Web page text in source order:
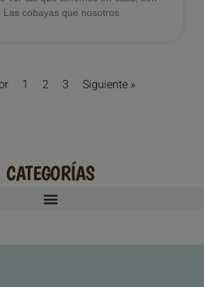
Las cobayas que nosotros
1 2 3 Siguiente »
CATEGORÍAS